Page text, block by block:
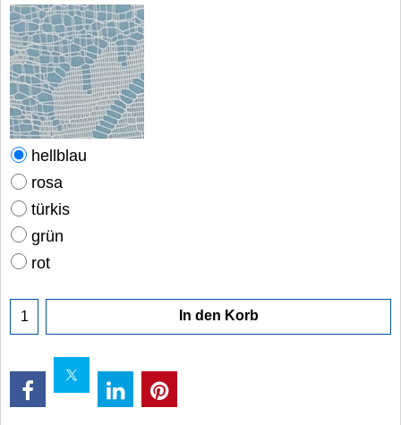
hellblau
rosa
türkis
grün
rot
In den Korb